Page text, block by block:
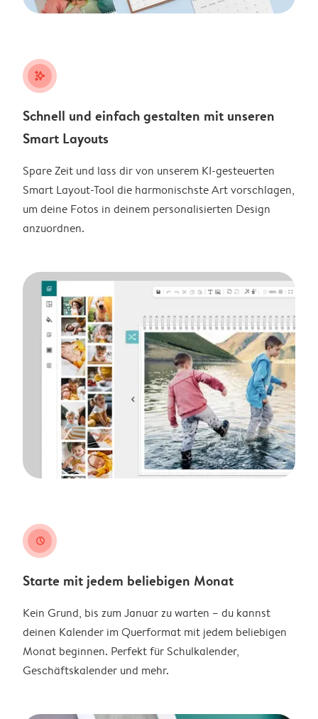
stars_plus
Schnell und einfach gestalten mit unseren
Smart Layouts
Spare Zeit und lass dir von unserem KI-gesteuerten
Smart Layout-Tool die harmonischste Art vorschlagen,
um deine Fotos in deinem personalisierten Design
anzuordnen.
clock
Starte mit jedem beliebigen Monat
Kein Grund, bis zum Januar zu warten – du kannst
deinen Kalender im Querformat mit jedem beliebigen
Monat beginnen. Perfekt für Schulkalender,
Geschäftskalender und mehr.